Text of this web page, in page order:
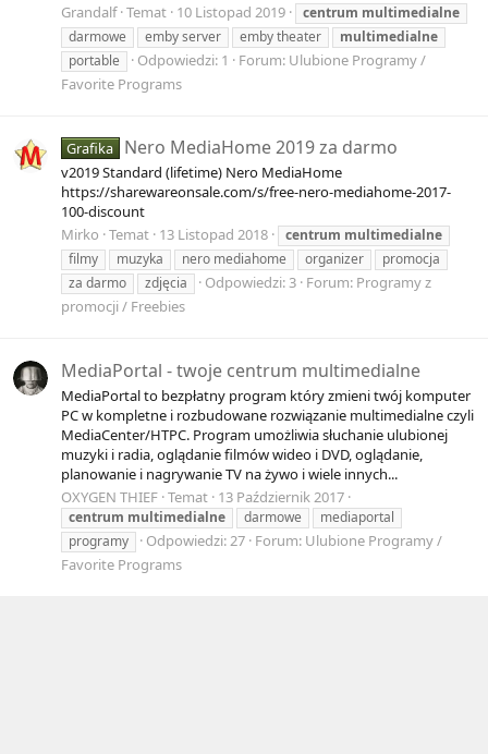
Grandalf Temat 10 Listopad 2019 centrum multimedialne
darmowe
emby server emby theater
multimedialne
portable
Odpowiedzi: 1 Forum: Ulubione Programy /
Favorite Programs
Grafika Nero MediaHome 2019 za darmo
v2019 Standard (lifetime) Nero MediaHome
https://sharewareonsale.com/s/free-nero-mediahome-2017-
100-discount
Mirko Temat 13 Listopad 2018 centrum multimedialne
filmy
muzyka nero mediahome organizer
promocja
za darmo
zdjęcia Odpowiedzi: 3 Forum: Programy z
promocji / Freebies
MediaPortal - twoje centrum multimedialne
MediaPortal to bezpłatny program który zmieni twój komputer
PC w kompletne i rozbudowane rozwiązanie multimedialne czyli
MediaCenter/HTPC. Program umożliwia słuchanie ulubionej
muzyki i radia, oglądanie filmów wideo i DVD, oglądanie,
planowanie i nagrywanie TV na żywo i wiele innych...
OXYGEN THIEF Temat 13 Październik 2017
centrum multimedialne darmowe
mediaportal
programy
Odpowiedzi: 27 Forum: Ulubione Programy /
Favorite Programs